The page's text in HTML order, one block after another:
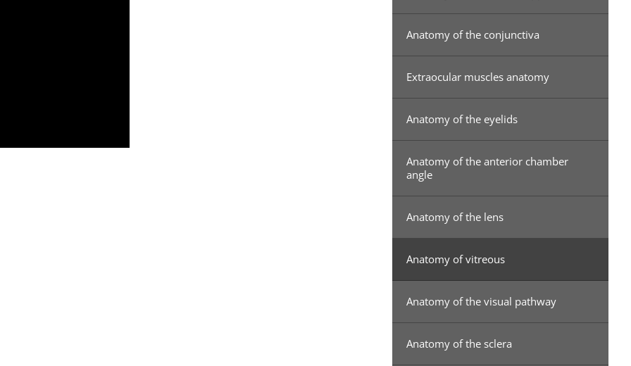
Anatomy of the conjunctiva
Extraocular muscles anatomy
Anatomy of the eyelids
Anatomy of the anterior chamber
angle
Anatomy of the lens
Anatomy of vitreous
Anatomy of the visual pathway
Anatomy of the sclera